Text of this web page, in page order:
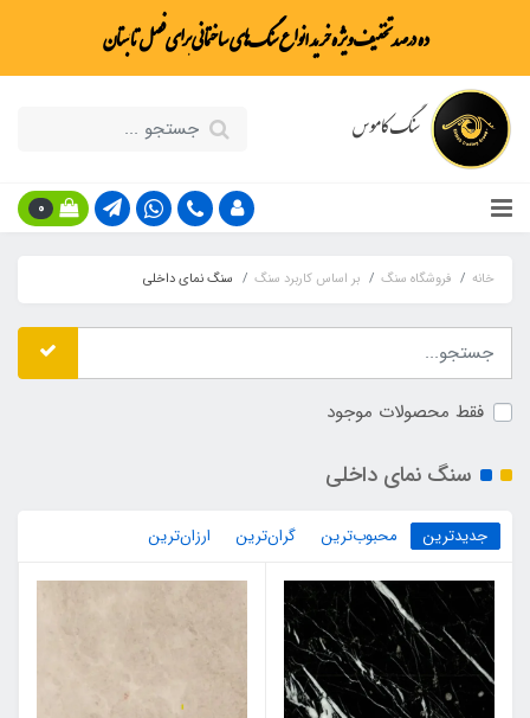
ده درصد تخفیف ویژه خرید انواع سنگ‌های ساختمانی برای فصل تابستان
سنگ کاموس
0
خانه فروشگاه سنگ بر اساس کاربرد سنگ سنگ نمای داخلی
فقط محصولات موجود
سنگ نمای داخلی
جدیدترین محبوب‌ترین گران‌ترین ارزان‌ترین